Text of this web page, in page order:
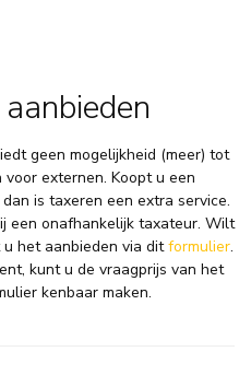
geen mogelijkheid (meer) tot
externen. Koopt u een
is taxeren een extra service.
een onafhankelijk taxateur. Wilt
het aanbieden via ditformulier.
kunt u de vraagprijs van het
kenbaar maken.